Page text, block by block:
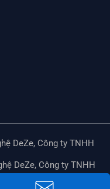
DeZe, Công ty TNHH
DeZe, Công ty TNHH